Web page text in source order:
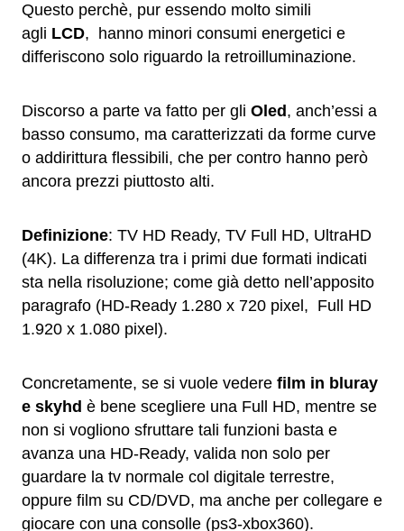
Questo perchè, pur essendo molto simili
agli LCD, hanno minori consumi energetici e
differiscono solo riguardo la retroilluminazione.
Discorso a parte va fatto per gli Oled , anch’essi a
basso consumo, ma caratterizzati da forme curve
o addirittura flessibili, che per contro hanno però
ancora prezzi piuttosto alti.
Definizione: TV HD Ready, TV Full HD, UltraHD
(4K). La differenza tra i primi due formati indicati
sta nella risoluzione; come già detto nell’apposito
paragrafo (HD-Ready 1.280 x 720 pixel, Full HD
1.920 x 1.080 pixel).
Concretamente, se si vuole vedere film in bluray
e skyhd è bene scegliere una Full HD, mentre se
non si vogliono sfruttare tali funzioni basta e
avanza una HD-Ready, valida non solo per
guardare la tv normale col digitale terrestre,
oppure film su CD/DVD, ma anche per collegare e
giocare con una consolle (ps3-xbox360).